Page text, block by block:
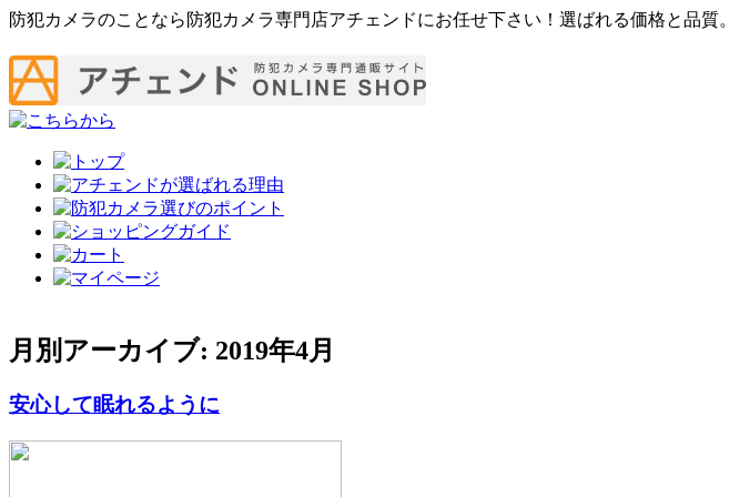
防犯カメラのことなら防犯カメラ専門店アチェンドにお任せ下さい！選ばれる価格と品質。
月別アーカイブ: 2019年4月
安心して眠れるように